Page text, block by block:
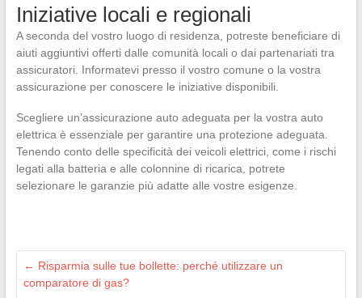
Iniziative locali e regionali
A seconda del vostro luogo di residenza, potreste beneficiare di
aiuti aggiuntivi offerti dalle comunità locali o dai partenariati tra
assicuratori. Informatevi presso il vostro comune o la vostra
assicurazione per conoscere le iniziative disponibili.
Scegliere un’assicurazione auto adeguata per la vostra auto
elettrica è essenziale per garantire una protezione adeguata.
Tenendo conto delle specificità dei veicoli elettrici, come i rischi
legati alla batteria e alle colonnine di ricarica, potrete
selezionare le garanzie più adatte alle vostre esigenze.
← Risparmia sulle tue bollette: perché utilizzare un
comparatore di gas?